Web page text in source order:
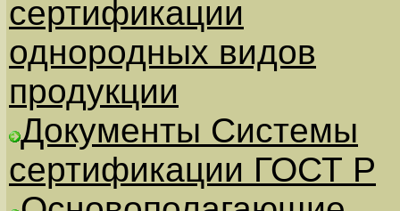
сертификации
однородных видов
продукции
Документы Системы
сертификации ГОСТ Р